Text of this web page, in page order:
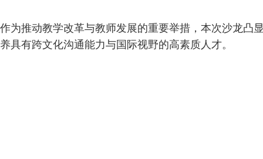
作为推动教学改革与教师发展的重要举措，本次沙龙凸
养具有跨文化沟通能力与国际视野的高素质人才。